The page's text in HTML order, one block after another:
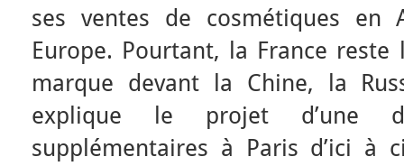
ses ventes de cosmétiques
Europe. Pourtant, la France
marque devant la Chine, la
explique le projet d’une
supplémentaires à Paris d’ici à